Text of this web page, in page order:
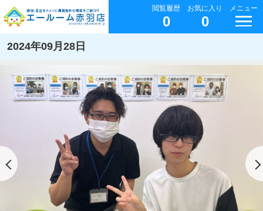
閲覧履歴
0
お気に入り
0
メニュー
2024年09月28日